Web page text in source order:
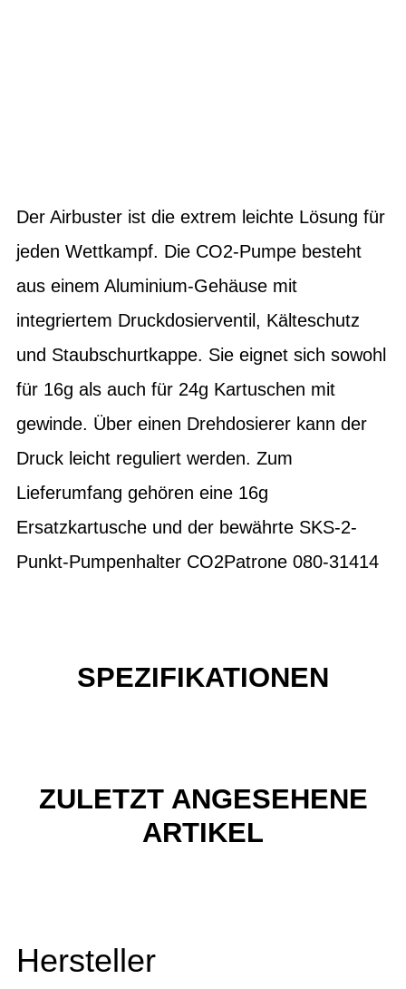
Der Airbuster ist die extrem leichte Lösung für
jeden Wettkampf. Die CO2-Pumpe besteht
aus einem Aluminium-Gehäuse mit
integriertem Druckdosierventil, Kälteschutz
und Staubschurtkappe. Sie eignet sich sowohl
für 16g als auch für 24g Kartuschen mit
gewinde. Über einen Drehdosierer kann der
Druck leicht reguliert werden. Zum
Lieferumfang gehören eine 16g
Ersatzkartusche und der bewährte SKS-2-
Punkt-Pumpenhalter CO2Patrone 080-31414
SPEZIFIKATIONEN
ZULETZT ANGESEHENE
ARTIKEL
Hersteller